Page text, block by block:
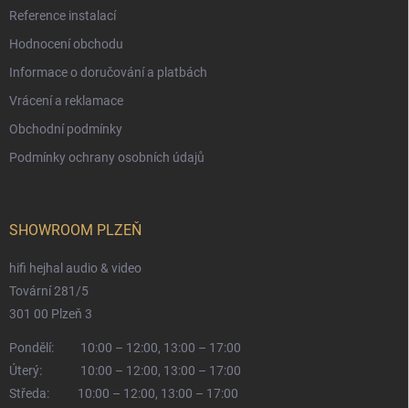
Reference instalací
Hodnocení obchodu
Informace o doručování a platbách
Vrácení a reklamace
Obchodní podmínky
Podmínky ochrany osobních údajů
SHOWROOM PLZEŇ
hifi hejhal audio & video
Tovární 281/5
301 00 Plzeň 3
Pondělí:
10:00 – 12:00, 13:00 – 17:00
Úterý:
10:00 – 12:00, 13:00 – 17:00
Středa:
10:00 – 12:00, 13:00 – 17:00